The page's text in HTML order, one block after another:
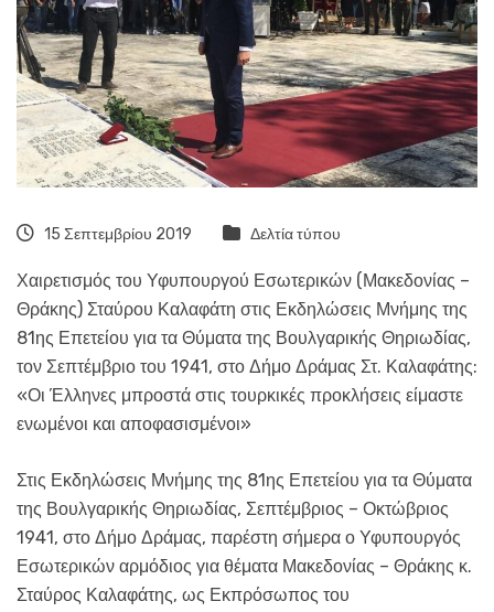
15 Σεπτεμβρίου 2019 Δελτία τύπου
Χαιρετισμός του Υφυπουργού Εσωτερικών (Μακεδονίας –
Θράκης) Σταύρου Καλαφάτη στις Εκδηλώσεις Μνήμης της
81ης Επετείου για τα Θύματα της Βουλγαρικής Θηριωδίας,
τον Σεπτέμβριο του 1941, στο Δήμο Δράμας Στ. Καλαφάτης:
«Οι Έλληνες μπροστά στις τουρκικές προκλήσεις είμαστε
ενωμένοι και αποφασισμένοι»
Στις Εκδηλώσεις Μνήμης της 81ης Επετείου για τα Θύματα
της Βουλγαρικής Θηριωδίας, Σεπτέμβριος – Οκτώβριος
1941, στο Δήμο Δράμας, παρέστη σήμερα ο Υφυπουργός
Εσωτερικών αρμόδιος για θέματα Μακεδονίας – Θράκης κ.
Σταύρος Καλαφάτης, ως Εκπρόσωπος του